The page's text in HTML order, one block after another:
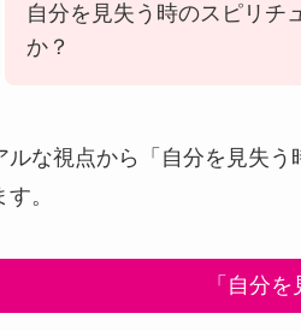
自分を見失う時のスピリチ
か？
ルな視点から「自分を見失
。
「自分